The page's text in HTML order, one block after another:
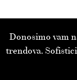
Donosimo vam
trendova.